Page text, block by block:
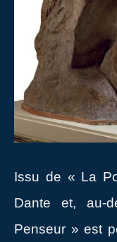
Issu de « La
Dante et, au-
Penseur » est